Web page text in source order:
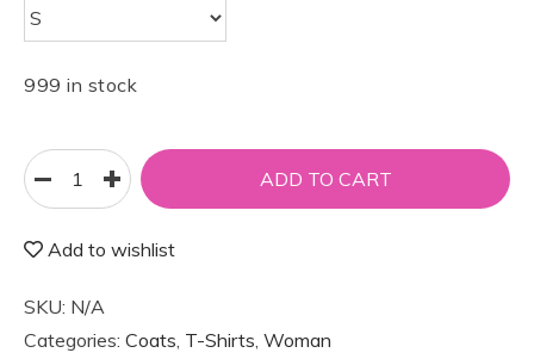
999 in stock
ADD TO CART
Add to wishlist
SKU: N/A
Categories: Coats T-Shirts Woman